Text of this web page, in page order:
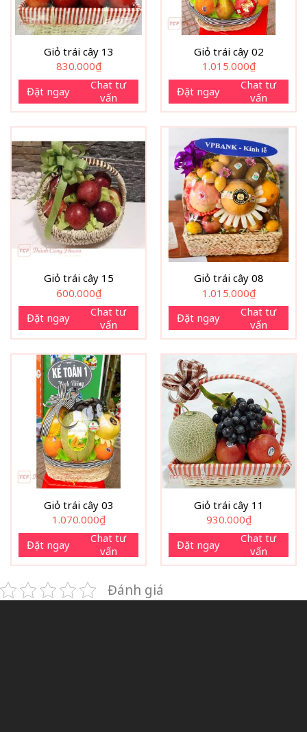
Giỏ trái cây 13
830.000₫
Đặt ngay
Chat tư
vấn
Giỏ trái cây 02
1.015.000₫
Đặt ngay
Chat tư
vấn
Giỏ trái cây 15
600.000₫
Đặt ngay
Chat tư
vấn
Giỏ trái cây 08
1.015.000₫
Đặt ngay
Chat tư
vấn
Giỏ trái cây 03
1.070.000₫
Đặt ngay
Chat tư
vấn
Giỏ trái cây 11
930.000₫
Đặt ngay
Chat tư
vấn
Đánh giá